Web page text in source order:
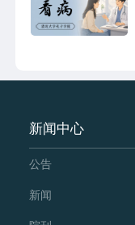
新闻中心
公告
新闻